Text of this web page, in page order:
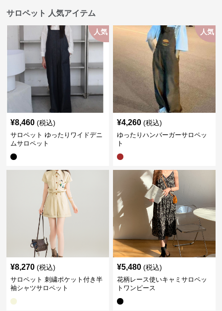
サロペット 人気アイテム
人気
¥8,460 (税込)
サロペット ゆったりワイドデニ
ムサロペット
人気
¥4,260 (税込)
ゆったりハンバーガーサロペッ
ト
¥8,270 (税込)
サロペット 刺繍ポケット付き半
袖シャツサロペット
¥5,480 (税込)
花柄レース使いキャミサロペッ
トワンピース